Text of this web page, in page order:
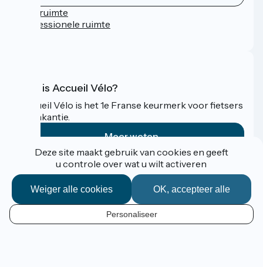
NL
Persruimte
Professionele ruimte
Wat is Accueil Vélo?
Accueil Vélo is het 1e Franse keurmerk voor fietsers
op vakantie.
Meer weten
Gefinancierd in het kader van Destination France
Espace Pro / Presse
Deze site maakt gebruik van cookies en geeft
u controle over wat u wilt activeren
OK, accepteer alle
Weiger alle cookies
Personaliseer